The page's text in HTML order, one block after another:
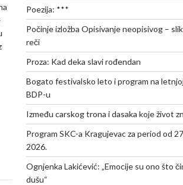
Poezija: ***
Počinje izložba Opisivanje neopisivog –
reči
Proza: Kad deka slavi rođendan
Bogato festivalsko leto i program na
BDP-u
Između carskog trona i dasaka koje život
Program SKC-a Kragujevac za period od
2026.
Ognjenka Lakićević: „Emocije su ono što
dušu“